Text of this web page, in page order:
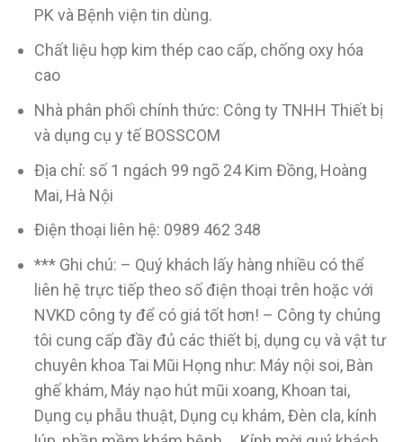
PK và Bệnh viện tin dùng.
Chất liệu hợp kim thép cao cấp, chống oxy hóa
cao
Nhà phân phối chính thức: Công ty TNHH Thiết bị
và dụng cụ y tế BOSSCOM
Địa chỉ: số 1 ngách 99 ngõ 24 Kim Đồng, Hoàng
Mai, Hà Nội
Điện thoại liên hệ: 0989 462 348
*** Ghi chú: – Quý khách lấy hàng nhiều có thể
liên hệ trực tiếp theo số điện thoại trên hoặc với
NVKD công ty để có giá tốt hơn! – Công ty chúng
tôi cung cấp đầy đủ các thiết bị, dụng cụ và vật tư
chuyên khoa Tai Mũi Họng như: Máy nội soi, Bàn
ghế khám, Máy nạo hút mũi xoang, Khoan tai,
Dụng cụ phẫu thuật, Dụng cụ khám, Đèn cla, kính